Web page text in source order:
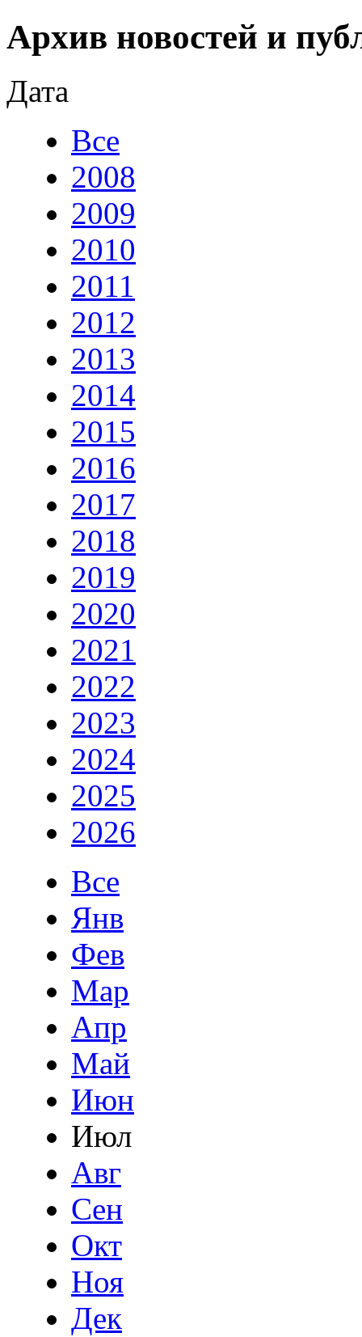
Архив новостей и
Дата
Все
2008
2009
2010
2011
2012
2013
2014
2015
2016
2017
2018
2019
2020
2021
2022
2023
2024
2025
2026
Все
Янв
Фев
Мар
Апр
Май
Июн
Июл
Авг
Сен
Окт
Ноя
Дек